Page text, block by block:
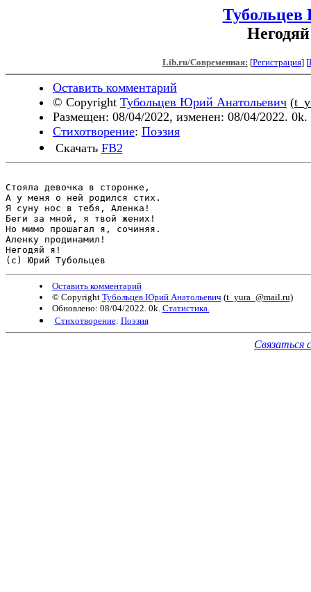
Lib.ru/Современная: [Регистрация] [
Оставить комментарий
© Copyright Тубольцев Юрий Анатольевич(
Размещен: 08/04/2022, изменен: 08/04/2022. 0k.
Стихотворение: Поэзия
Скачать FB2
Стояла девочка в сторонке,
А у меня о ней родился стих.
Я суну нос в тебя, Аленка!
Беги за мной, я твой жених!
Но мимо прошагал я, сочиняя.
Аленку продинамил!
Негодяй я!
Оставить комментарий
© Copyright Тубольцев Юрий Анатольевич (t_yura_@mail.ru)
Обновлено: 08/04/2022. 0k. Статистика.
Стихотворение: Поэзия
Связаться